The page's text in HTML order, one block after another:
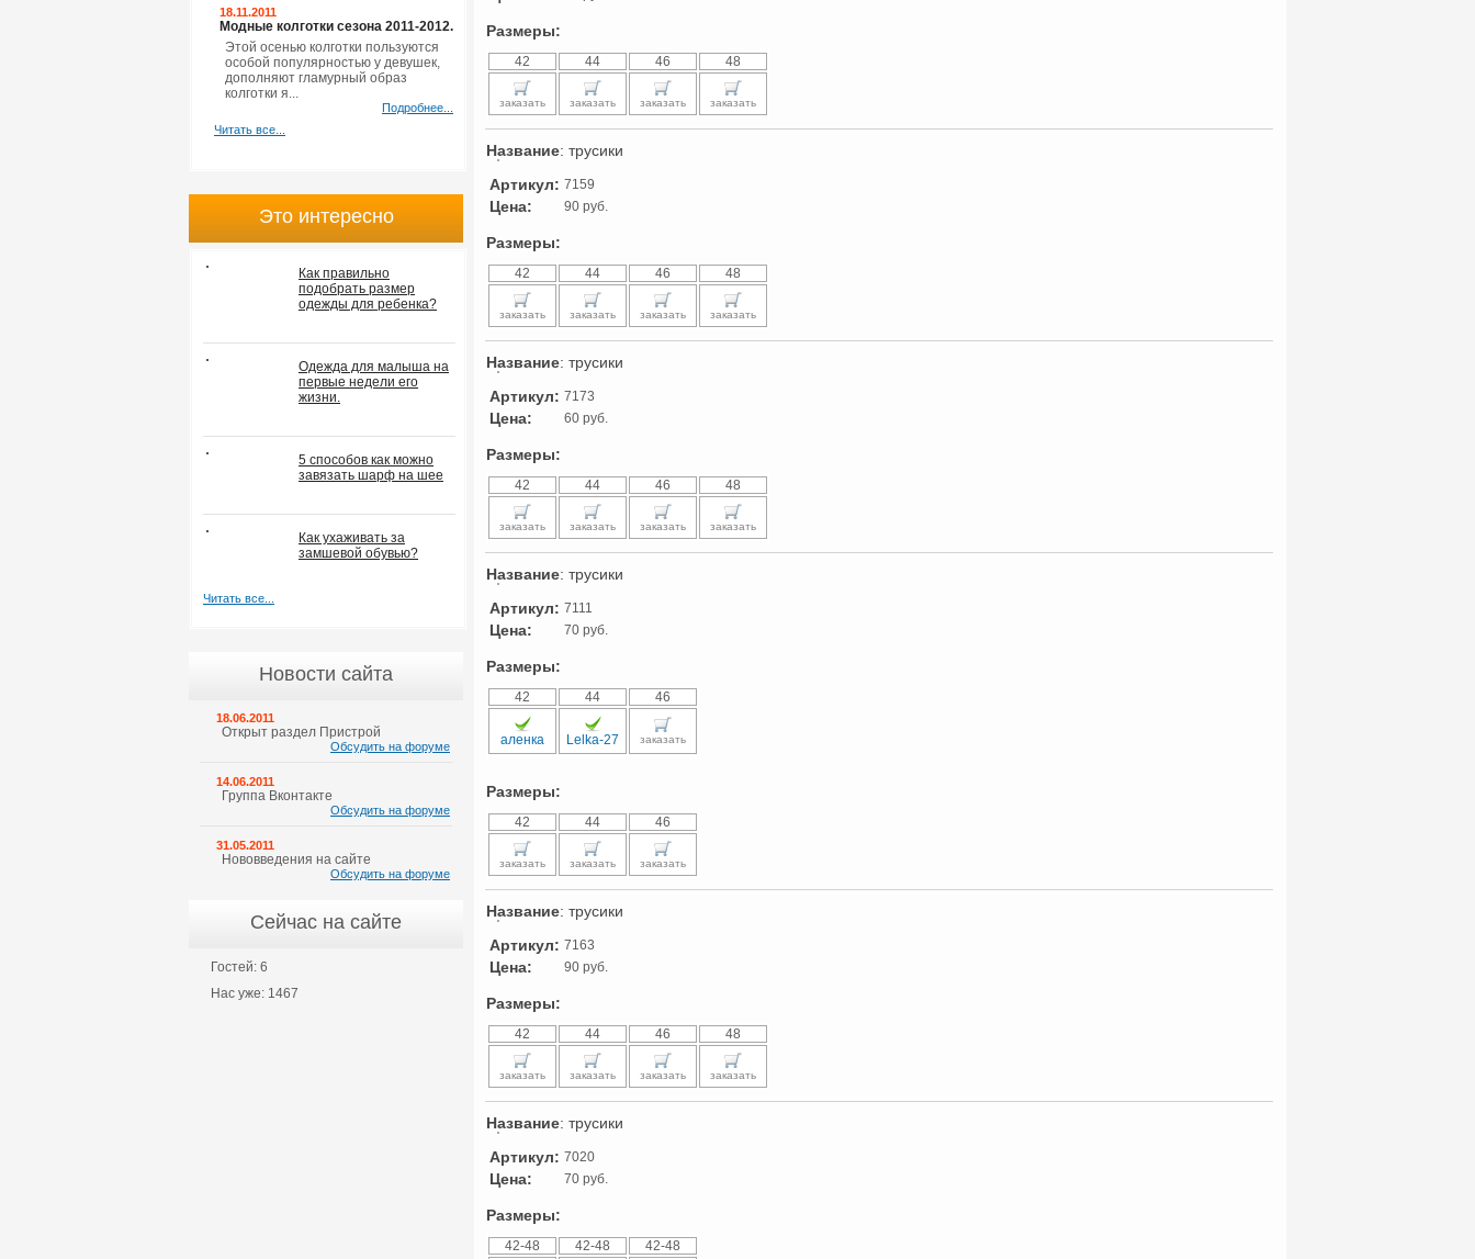
Размеры:
42 44 46 48
заказать заказать заказать заказать
Название: трусики
Артикул: 7159
Цена: 90 руб.
Размеры:
42 44 46 48
заказать заказать заказать заказать
Название: трусики
Артикул: 7173
Цена: 60 руб.
Размеры:
42 44 46 48
заказать заказать заказать заказать
Название: трусики
Артикул: 7111
Цена: 70 руб.
Размеры:
42 44 46
аленка Lelka-27 заказать
Размеры:
42 44 46
заказать заказать заказать
Название: трусики
Артикул: 7163
Цена: 90 руб.
Размеры:
42 44 46 48
заказать заказать заказать заказать
Название: трусики
Артикул: 7020
Цена: 70 руб.
Размеры:
42-48 42-48 42-48
18.11.2011
Модные колготки сезона 2011-2012.
Этой осенью колготки пользуются
особой популярностью у девушек,
дополняют гламурный образ
колготки я...
Подробнее...
Читать все...
Это интересно
Как правильно
подобрать размер
одежды для ребенка?
Одежда для малыша на
первые недели его
жизни.
5 способов как можно
завязать шарф на шее
Как ухаживать за
замшевой обувью?
Читать все...
Новости сайта
18.06.2011
Открыт раздел Пристрой
Обсудить на форуме
14.06.2011
Группа Вконтакте
Обсудить на форуме
31.05.2011
Нововведения на сайте
Обсудить на форуме
Сейчас на сайте
Гостей: 6
Нас уже: 1467